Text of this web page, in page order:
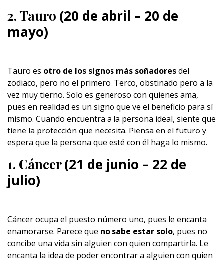
2. Tauro (20 de abril – 20 de
mayo)
Tauro es otro de los signos más soñadoresdel
zodiaco, pero no el primero. Terco, obstinado pero a la
vez muy tierno. Solo es generoso con quienes ama,
pues en realidad es un signo que ve el beneficio para sí
mismo. Cuando encuentra a la persona ideal, siente que
tiene la protección que necesita. Piensa en el futuro y
espera que la persona que esté con él haga lo mismo.
1. Cáncer(21 de junio – 22 de
julio)
Cáncer ocupa el puesto número uno, pues le encanta
enamorarse. Parece que no sabe estar solo, pues no
concibe una vida sin alguien con quien compartirla. Le
encanta la idea de poder encontrar a alguien con quien